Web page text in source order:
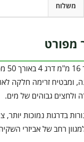
משלוח
מפורט
ולחצים גבוהים של מים.
רחב של אביזרי